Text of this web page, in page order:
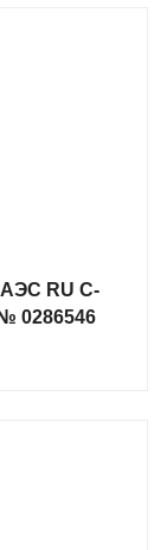
RU C-
0286546